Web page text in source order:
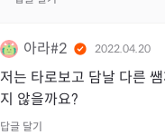
아라#2 2022.04.20
저는 타로보고 담날 다른
지 않을까요?
답글 달기